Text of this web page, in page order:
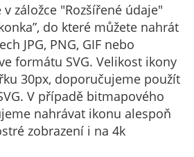
záložce "Rozšířené údaje"
do které můžete nahrát
JPG, PNG, GIF nebo
formátu SVG. Velikost ikony
30px, doporučujeme použít
V případě bitmapového
nahrávat ikonu alespoň
zobrazení i na 4k